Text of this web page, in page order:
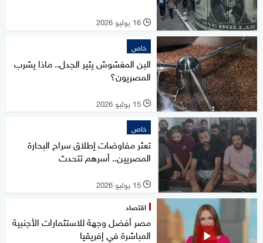
l 16 يوليو 2026
خاص
البن المغشوش يثير الجدل.. ماذا يشرب
المصريون؟
l 15 يوليو 2026
خاص
تعثر مفاوضات إطلاق سراح البحارة
المصريين.. أسرهم تتحدث
l 15 يوليو 2026
اقتصاد
مصر أفضل وجهة للاستثمارات الأجنبية
المباشرة في إفريقيا